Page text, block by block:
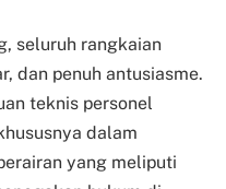
seluruh rangkaian
dan penuh antusiasme.
teknis personel
dalam
yang meliputi